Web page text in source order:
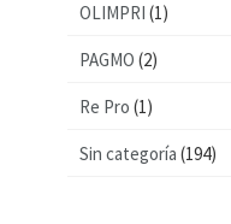
OLIMPRI (1)
PAGMO (2)
Re Pro (1)
Sin categoría (194)